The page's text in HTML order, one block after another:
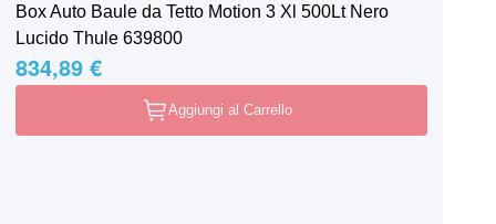
Box Auto Baule da Tetto Motion 3 Xl 500Lt Nero
Lucido Thule 639800
834,89 €
Aggiungi al Carrello